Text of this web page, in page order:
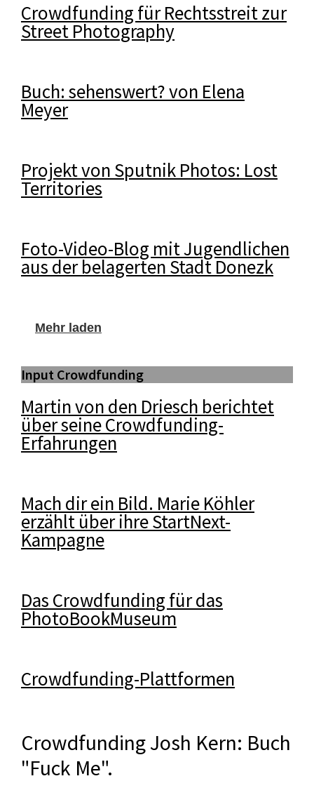
Crowdfunding für Rechtsstreit zur
Street Photography
Buch: sehenswert? von Elena
Meyer
Projekt von Sputnik Photos: Lost
Territories
Foto-Video-Blog mit Jugendlichen
aus der belagerten Stadt Donezk
Mehr laden
Input Crowdfunding
Martin von den Driesch berichtet
über seine Crowdfunding-
Erfahrungen
Mach dir ein Bild. Marie Köhler
erzählt über ihre StartNext-
Kampagne
Das Crowdfunding für das
PhotoBookMuseum
Crowdfunding-Plattformen
Crowdfunding Josh Kern: Buch
"Fuck Me".